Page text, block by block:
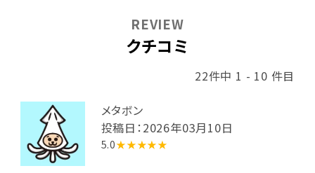
クチコミ
REVIEW
22件中 1 - 10 件目
メタボン
投稿日：2026年03月10日
5.0★★★★★